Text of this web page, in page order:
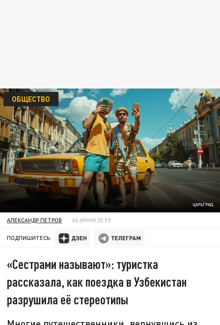
ЦАРЬГРАД
ОБЩЕСТВО
АЛЕКСАНДР ПЕТРОВ 06 ИЮНЯ 23:59
ПОДПИШИТЕСЬ:
«Сестрами называют»: туристка
рассказала, как поездка в Узбекистан
разрушила её стереотипы